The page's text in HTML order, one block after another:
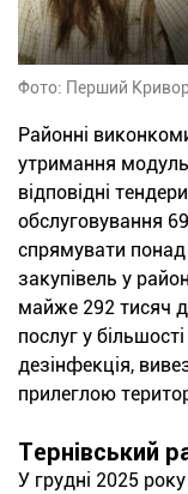
Фото: Перший
Районні
утримання
відповідні
обслуговування
спрямувати понад
закупівель у
майже 292 тисяч
послуг у
дезінфекція,
прилеглою
Тернівський
У грудні 2025